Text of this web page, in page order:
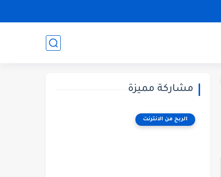
مشاركة مميزة
الربح من الانترنت